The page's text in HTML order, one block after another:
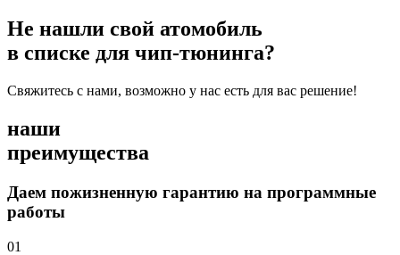
Не нашли свой атомобиль
в списке для чип-тюнинга?
Свяжитесь с нами, возможно у нас есть для вас решение!
наши
преимущества
Даем пожизненную гарантию на программные
работы
01